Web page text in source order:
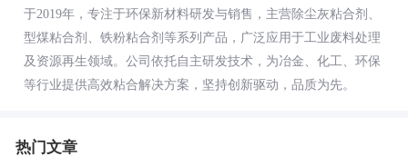
于2019年，专注于环保新材料研发与销售，主营除尘灰粘合剂、
型煤粘合剂、铁粉粘合剂等系列产品，广泛应用于工业废料处理
及资源再生领域。公司依托自主研发技术，为冶金、化工、环保
等行业提供高效粘合解决方案，坚持创新驱动，品质为先。
热门文章